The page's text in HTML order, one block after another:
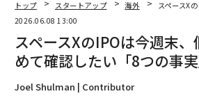
トップ スタートアップ 海外
スペースX
2026.06.08 13:00
スペースXのIPOは今週末
めて確認したい「8つの事実
Joel Shulman | Contributor